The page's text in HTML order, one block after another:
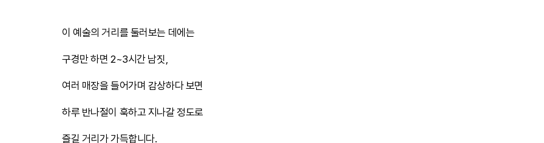
이 예술의 거리를 둘러보는 데에는
구경만 하면 2~3시간 남짓,
여러 매장을 들어가며 감상하다 보면
하루 반나절이 훅하고 지나갈 정도로
즐길 거리가 가득합니다.